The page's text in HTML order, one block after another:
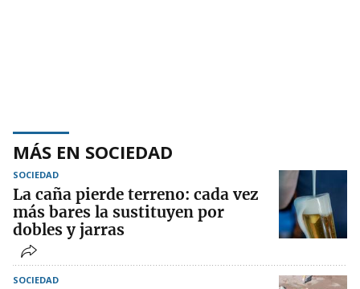
MÁS EN SOCIEDAD
SOCIEDAD
La caña pierde terreno: cada vez
más bares la sustituyen por
dobles y jarras
SOCIEDAD